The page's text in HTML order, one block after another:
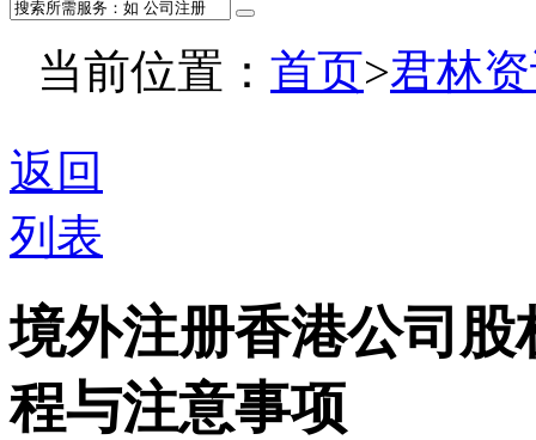
当前位置： 首页>君林
返回
列表
境外注册香港公司
程与注意事项